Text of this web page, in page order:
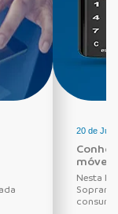
20 de
Nesta